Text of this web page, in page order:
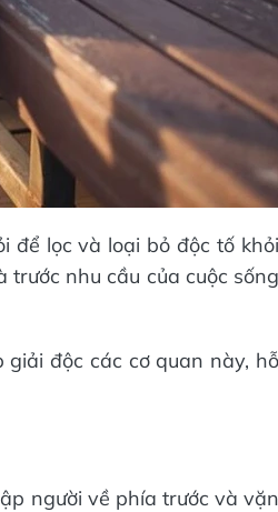
để lọc và loại bỏ độc tố khỏi
nhu cầu của cuộc sống
độc các cơ quan này, hỗ
người về phía trước và vặn